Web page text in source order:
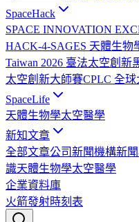
SpaceHack
SPACE INNOVATION
HACK-4-SAGES 天體生物
Taiwan 2026 臺法太空創新
太空創新大師賽CPLC 全
SpaceLife
天體生物學太空醫學
新知文章
全部文章公司新聞機構新聞
識天體生物學太空醫學
企業資料庫
火箭發射時刻表